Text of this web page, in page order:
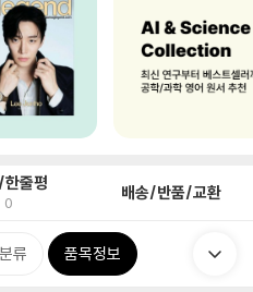
줄평
0 배송/반품/교환
류 품목정보